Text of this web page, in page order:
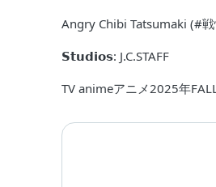
Angry Chibi Tatsumaki (#
𝗦𝘁𝘂𝗱𝗶𝗼𝘀: J.C.STAFF
TV animeアニメ2025年